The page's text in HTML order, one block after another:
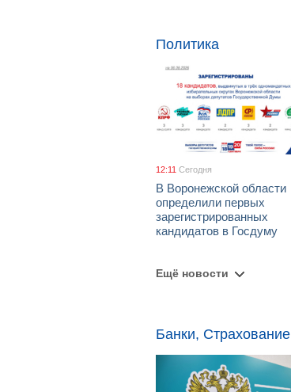
Политика
12:11 Сегодня
В Воронежской области
определили первых
зарегистрированных
кандидатов в Госдуму
Ещё новости
Банки, Страхование